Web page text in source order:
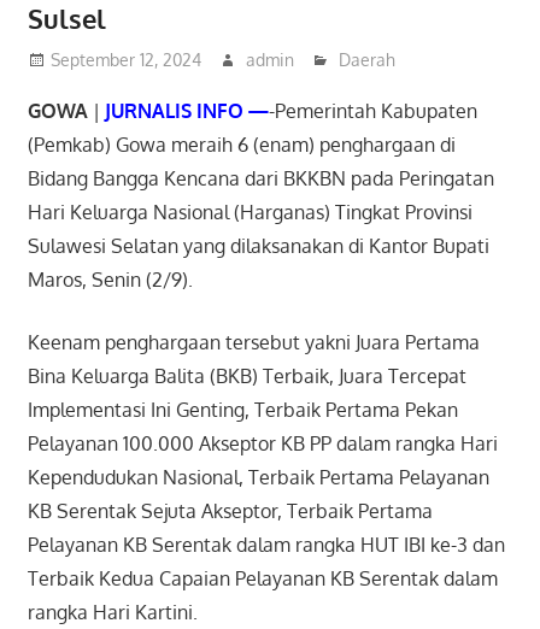
Sulsel
September 12, 2024 admin Daerah
GOWA| JURNALIS INFO —-Pemerintah Kabupaten
(Pemkab) Gowa meraih 6 (enam) penghargaan di
Bidang Bangga Kencana dari BKKBN pada Peringatan
Hari Keluarga Nasional (Harganas) Tingkat Provinsi
Sulawesi Selatan yang dilaksanakan di Kantor Bupati
Maros, Senin (2/9).
Keenam penghargaan tersebut yakni Juara Pertama
Bina Keluarga Balita (BKB) Terbaik, Juara Tercepat
Implementasi Ini Genting, Terbaik Pertama Pekan
Pelayanan 100.000 Akseptor KB PP dalam rangka Hari
Kependudukan Nasional, Terbaik Pertama Pelayanan
KB Serentak Sejuta Akseptor, Terbaik Pertama
Pelayanan KB Serentak dalam rangka HUT IBI ke-3 dan
Terbaik Kedua Capaian Pelayanan KB Serentak dalam
rangka Hari Kartini.